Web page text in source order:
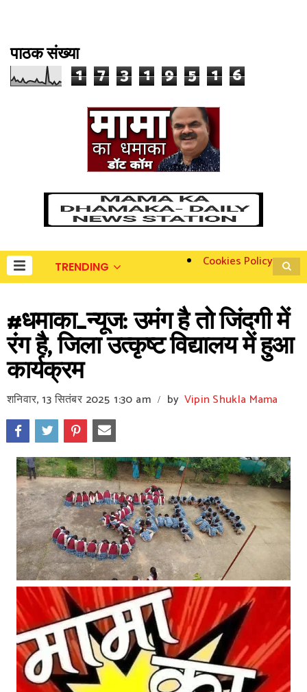
पाठक संख्या
1 7 3 1 9 5 1 6
TRENDING Cookies Policy
#धमाका_न्यूज: उमंग है तो जिंदगी में
रंग है, जिला उत्कृष्ट विद्यालय में हुआ
कार्यक्रम
शनिवार, 13 सितंबर 2025 1:30 am / by Vipin Shukla Mama